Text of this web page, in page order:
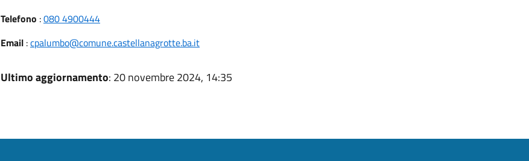
Telefono :080 4900444
Email:cpalumbo@comune.castellanagrotte.ba.it
Ultimo aggiornamento: 20 novembre 2024, 14:35